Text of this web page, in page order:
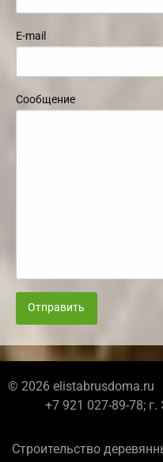
E-mail
Сообщение
Отправить
© 2026 elistabrusdoma.ru
+7 921 027-89-78;
Строительство